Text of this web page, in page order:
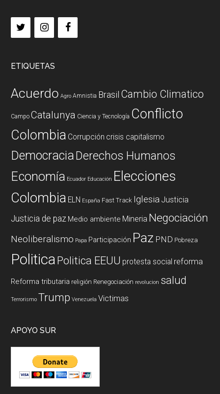
ETIQUETAS
Acuerdo Agro Amnistia Brasil Cambio Climatico
Campo Catalunya Ciencia y Tecnología Conflicto
Colombia Corrupción crisis capitalismo
DemocraciaDerechos Humanos
Economía Ecuador Educación Elecciones
Colombia ELN España Fast Track Iglesia Justicia
Justicia de paz Medio ambiente Mineria Negociación
Neoliberalismo Papa Participación Paz PND Pobreza
PoliticaPolitica EEUU protesta social reforma
Reforma tributaria religión Renegociación revolucion salud
Terrorismo Trump Venezuela Victimas
APOYO SUR